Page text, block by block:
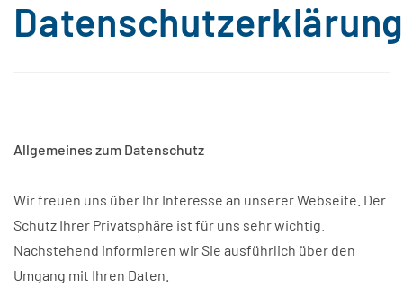
Datenschutzerklärung
Allgemeines zum Datenschutz
Wir freuen uns über Ihr Interesse an unserer Webseite. Der
Schutz Ihrer Privatsphäre ist für uns sehr wichtig.
Nachstehend informieren wir Sie ausführlich über den
Umgang mit Ihren Daten.